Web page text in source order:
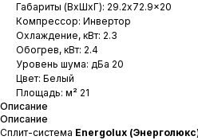
Габариты (ВхШхГ): 29.2x72.9x20
Компрессор: Инвертор
Охлаждение, кВт: 2.3
Обогрев, кВт: 2.4
Уровень шума: дБа 20
Цвет: Белый
Площадь: м² 21
Описание
Описание
Сплит-система Energolux